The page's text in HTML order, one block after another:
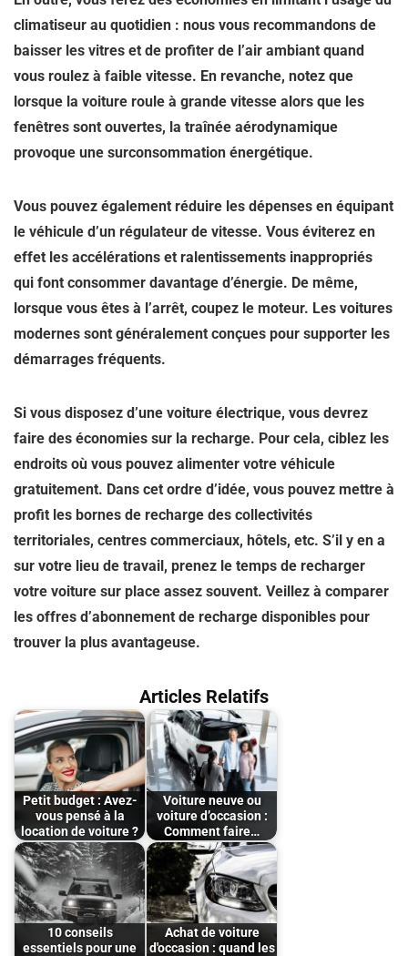
climatiseur au quotidien : nous vous recommandons de
baisser les vitres et de profiter de l’air ambiant quand
vous roulez à faible vitesse. En revanche, notez que
lorsque la voiture roule à grande vitesse alors que les
fenêtres sont ouvertes, la traînée aérodynamique
provoque une surconsommation énergétique.
Vous pouvez également réduire les dépenses en équipant
le véhicule d’un régulateur de vitesse. Vous éviterez en
effet les accélérations et ralentissements inappropriés
qui font consommer davantage d’énergie. De même,
lorsque vous êtes à l’arrêt, coupez le moteur. Les voitures
modernes sont généralement conçues pour supporter les
démarrages fréquents.
Si vous disposez d’une voiture électrique, vous devrez
faire des économies sur la recharge. Pour cela, ciblez les
endroits où vous pouvez alimenter votre véhicule
gratuitement. Dans cet ordre d’idée, vous pouvez mettre à
profit les bornes de recharge des collectivités
territoriales, centres commerciaux, hôtels, etc. S’il y en a
sur votre lieu de travail, prenez le temps de recharger
votre voiture sur place assez souvent. Veillez à comparer
les offres d’abonnement de recharge disponibles pour
trouver la plus avantageuse.
Articles Relatifs
Petit budget : Avez-
vous pensé à la
location de voiture ?
Voiture neuve ou
voiture d’occasion :
Comment faire…
10 conseils
essentiels pour une
Achat de voiture
d'occasion : quand les